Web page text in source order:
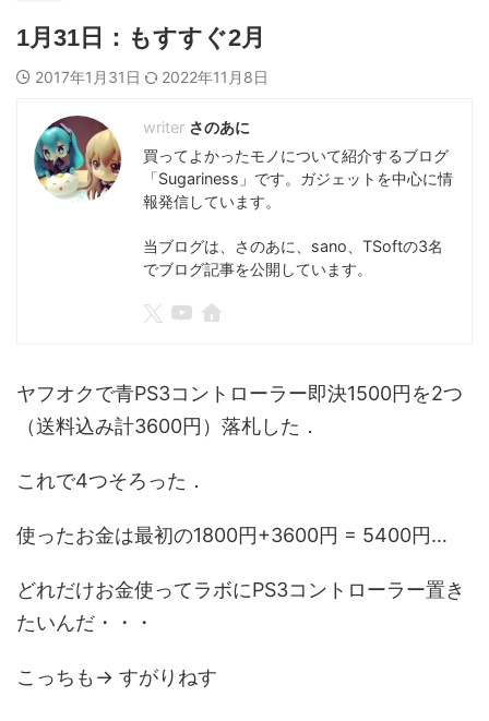
1月31日：もすすぐ2月
2017年1月31日 2022年11月8日
さのあに
買ってよかったモノについて紹介するブログ
「Sugariness」です。ガジェットを中心に情
報発信しています。
当ブログは、さのあに、sano、TSoftの3名
でブログ記事を公開しています。
​ヤフオクで青PS3コントローラー即決1500円を2つ
（送料込み計3600円）落札した．
これで4つそろった．
使ったお金は最初の1800円+3600円 = 5400円…
どれだけお金使ってラボにPS3コントローラー置き
たいんだ・・・
こっちも→ すがりねす